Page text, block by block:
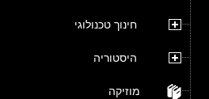
חינוך טכנולוגי
היסטוריה
מוזיקה